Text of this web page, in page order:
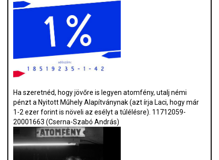
Ha szeretnéd, hogy jövőre is legyen atomfény, utalj némi
pénzt a Nyitott Műhely Alapítványnak (azt írja Laci, hogy már
1-2 ezer forint is növeli az esélyt a túlélésre). 11712059-
20001663 (Cserna-Szabó András)